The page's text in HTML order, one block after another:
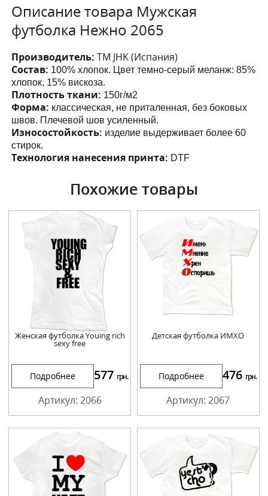
Описание товара Мужская
футболка Нежно 2065
Производитель:ТМ JHK (Испания)
Состав: 100% хлопок. Цвет темно-серый меланж: 85%
хлопок, 15% вискоза.
Плотность ткани: 150г/м2
Форма: классическая, не приталенная, без боковых
швов. Плечевой шов усиленный.
Износостойкость: изделие выдерживает более 60
стирок.
Технология нанесения принта: DTF
Похожие товары
Женская футболка Youing rich
sexy free
Подробнее 577 грн.
Артикул: 2066
Детская футболка ИМХО
Подробнее 476 грн.
Артикул: 2067